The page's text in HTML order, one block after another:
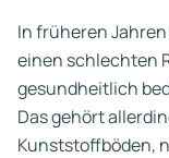
In früheren
einen schlechten
gesundheitlich
Das gehört
Kunststoffböden,